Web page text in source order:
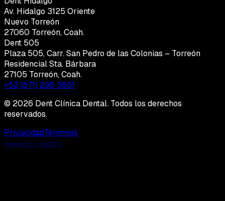
Av. Hidalgo 3125 Oriente
Nuevo Torreón
27060 Torreón, Coah.
Dent 505
Plaza 505, Carr. San Pedro de las Colonias – Torreón
Residencial Sta. Bárbara
27105 Torreón, Coah.
+52 (871) 296 3651
© 2026 Dent Clínica Dental. Todos los derechos
reservados.
PrivacidadTérminos
Powered byVANTA